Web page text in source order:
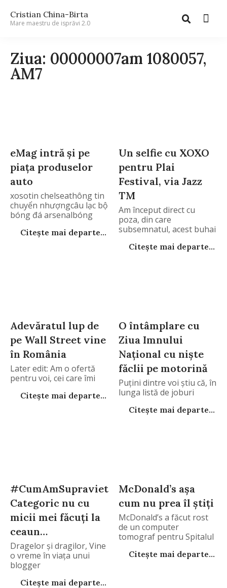
Cristian China-Birta
Mare maestru de isprăvi 2.0
Ziua: 00000007am 1080057,
AM7
eMag intră şi pe
piaţa produselor
auto
xosotin chelseathông tin
chuyển nhượngcâu lạc bộ
bóng đá arsenalbóng
Citește mai departe...
Un selfie cu XOXO
pentru Plai
Festival, via Jazz
TM
Am început direct cu
poza, din care
subsemnatul, acest buhai
Citește mai departe...
Adevăratul lup de
pe Wall Street vine
în România
Later edit: Am o ofertă
pentru voi, cei care îmi
Citește mai departe...
O întâmplare cu
Ziua Imnului
Naţional cu nişte
făclii pe motorină
Puţini dintre voi ştiu că, în
lunga listă de joburi
Citește mai departe...
#CumAmSupravietuit?
Categoric nu cu
micii mei făcuţi la
ceaun…
Dragelor şi dragilor, Vine
o vreme în viaţa unui
blogger
Citește mai departe...
McDonald’s aşa
cum nu prea îl ştiţi
McDonald’s a făcut rost
de un computer
tomograf pentru Spitalul
Citește mai departe...